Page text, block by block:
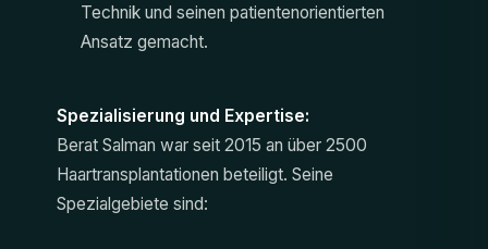
Technik und seinen patientenorientierten
Ansatz gemacht.
Spezialisierung und Expertise:
Berat Salman war seit 2015 an über 2500
Haartransplantationen beteiligt. Seine
Spezialgebiete sind: